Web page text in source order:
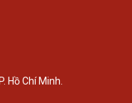
Hồ Chí Minh.